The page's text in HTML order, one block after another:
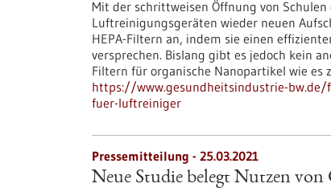
Mit der schrittweisen Öffnung von
Luftreinigungsgeräten wieder neuen
HEPA-Filtern an, indem sie einen
versprechen. Bislang gibt es jedoch kein
Filtern für organische Nanopartikel wie es
https://www.gesundheitsindustrie-
fuer-luftreiniger
Pressemitteilung - 25.03.2021
Neue Studie belegt Nutzen